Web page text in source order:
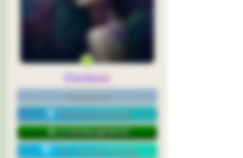
Селена
СУПЕРМОДЕРАТОР
Топ-постер месяца